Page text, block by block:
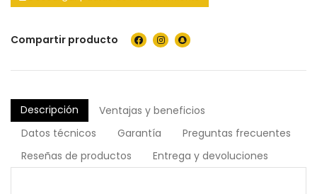
Compartir producto
Descripción
Ventajas y beneficios
Datos técnicos
Garantía
Preguntas frecuentes
Reseñas de productos
Entrega y devoluciones